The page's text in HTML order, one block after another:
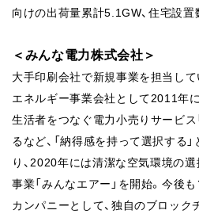
向けの出荷量累計5.1GW、住宅設置
＜みんな電力株式会社＞
大手印刷会社で新規事業を担当し
エネルギー事業会社として2011年
生活者をつなぐ電力小売りサービ
るなど、「納得感を持って選択する
り、2020年には清潔な空気環境の
事業「みんなエアー」を開始。今後
カンパニーとして、独自のブロッ